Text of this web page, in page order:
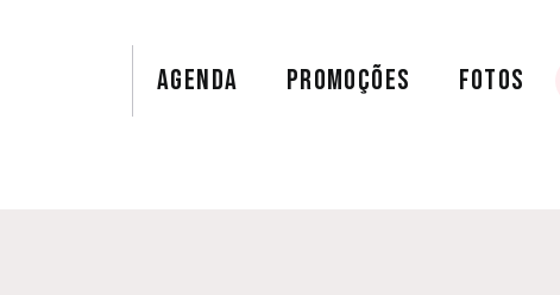
AGENDA PROMOÇÕES FOTOS